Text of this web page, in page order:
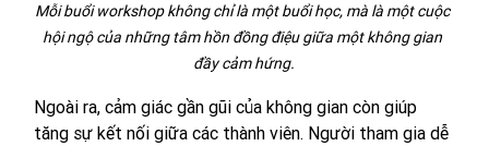
Mỗi buổi workshop không chỉ là một buổi học, mà là một cuộc
hội ngộ của những tâm hồn đồng điệu giữa một không gian
đầy cảm hứng.
Ngoài ra, cảm giác gần gũi của không gian còn giúp
tăng sự kết nối giữa các thành viên. Người tham gia dễ